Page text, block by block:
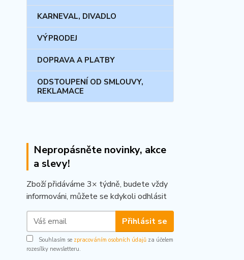
KARNEVAL, DIVADLO
VÝPRODEJ
DOPRAVA A PLATBY
ODSTOUPENÍ OD SMLOUVY,
REKLAMACE
Nepropásněte novinky, akce
a slevy!
Zboží přidáváme 3× týdně, budete vždy
informováni, můžete se kdykoli odhlásit
Přihlásit se
Souhlasím se zpracováním osobních údajů za účelem
rozesílky newsletteru.